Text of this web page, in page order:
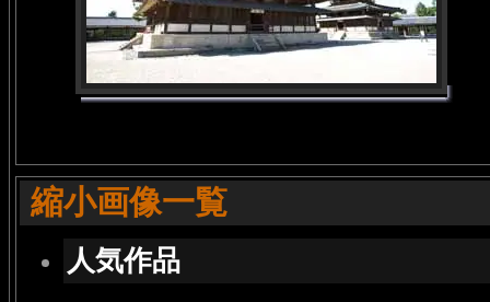
縮小画像一覧
人気作品